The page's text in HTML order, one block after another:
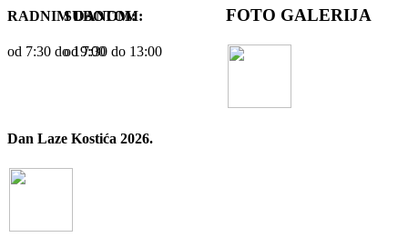
RADNIM DANOM:
od 7:30 dо 19:00
SUBOTOM:
od 7:30 dо 13:00
FOTO GALERIJA
Dan Laze Kostića 2026.